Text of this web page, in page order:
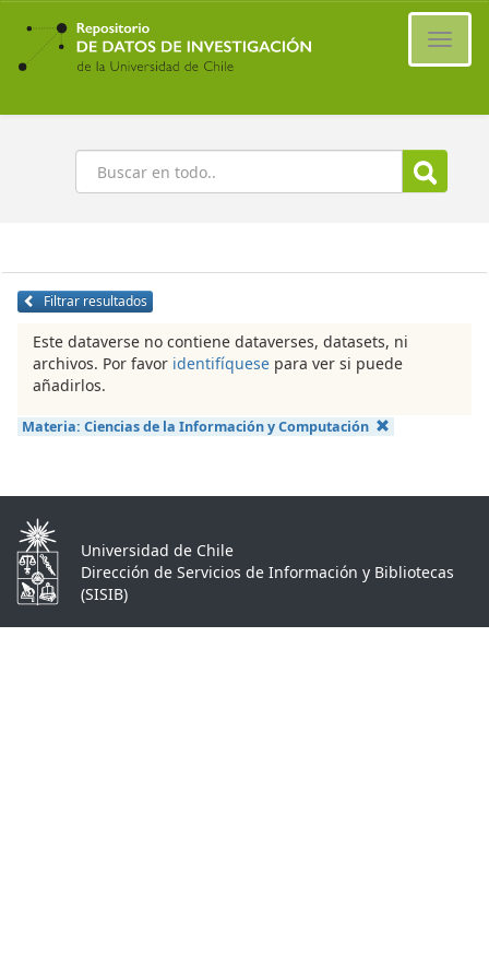
Ir
contenido
principal
Buscar
Filtrar resultados
Este dataverse no contiene dataverses, datasets, ni
archivos. Por favor identifíquese para ver si puede
añadirlos.
Materia: Ciencias de la Información y Computación
Universidad de Chile
Dirección de Servicios de Información y Bibliotecas
(SISIB)